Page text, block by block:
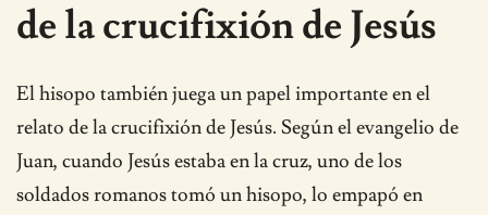
de la crucifixión de Jesús
El hisopo también juega un papel importante en el
relato de la crucifixión de Jesús. Según el evangelio de
Juan, cuando Jesús estaba en la cruz, uno de los
soldados romanos tomó un hisopo, lo empapó en